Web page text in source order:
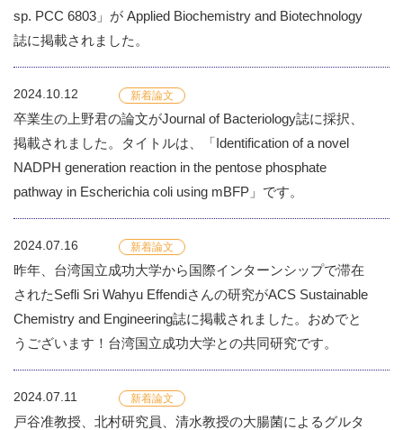
sp. PCC 6803」が Applied Biochemistry and Biotechnology
誌に掲載されました。
2024.10.12 新着論文
卒業生の上野君の論文がJournal of Bacteriology誌に採択、
掲載されました。タイトルは、「Identification of a novel
NADPH generation reaction in the pentose phosphate
pathway in Escherichia coli using mBFP」です。
2024.07.16 新着論文
昨年、台湾国立成功大学から国際インターンシップで滞在
されたSefli Sri Wahyu Effendiさんの研究がACS Sustainable
Chemistry and Engineering誌に掲載されました。おめでと
うございます！台湾国立成功大学との共同研究です。
2024.07.11 新着論文
戸谷准教授、北村研究員、清水教授の大腸菌によるグルタ